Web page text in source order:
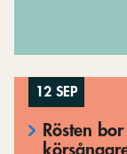
12 SEP
Rösten